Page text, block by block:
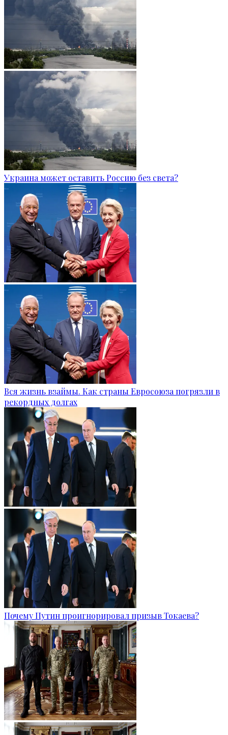
Украина может оставить Россию без света?
Вся жизнь взаймы. Как страны Евросоюза погрязли в
рекордных долгах
Почему Путин проигнорировал призыв Токаева?